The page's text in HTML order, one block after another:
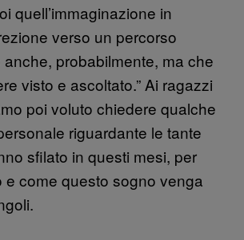
quell’immaginazione in
verso un percorso
anche, probabilmente, ma che
visto e ascoltato.” Ai ragazzi
poi voluto chiedere qualche
riguardante le tante
sfilato in questi mesi, per
e come questo sogno venga